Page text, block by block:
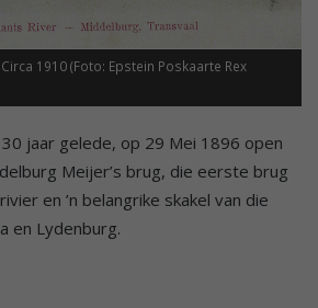
1910 (Foto: Epstein Poskaarte Rex
jaar gelede, op 29 Mei 1896 open
Meijer’s brug, die eerste brug
en ’n belangrike skakel van die
en Lydenburg.